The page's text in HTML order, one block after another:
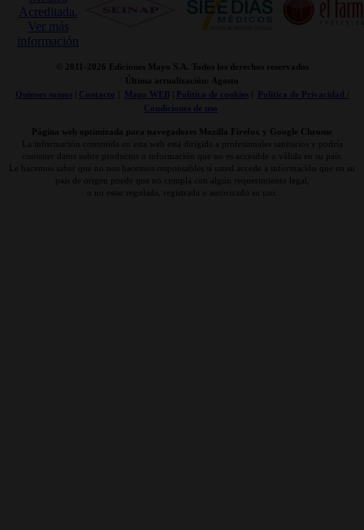
© 2011- 2026 Ediciones Mayo S.A. Todos los derechos reservados
Última actualización: Agosto
Quienes somos| Contacto Mapa WEB| Politica de cookies|
Politica de Privacidad /
Condiciones de uso
Página web optimizada para navegadores Mozilla Firefox y Google Chrome
La información contenida en esta web está dirigida a profesionales sanitarios y podría
contener datos sobre productos o información que no es accesible o válida en su país.
Le hacemos saber que no nos hacemos responsables si usted accede a información que en su
país de origen puede que no cumpla con algún requerimiento legal,
o no estar regulada, registrada o autorizado su uso.